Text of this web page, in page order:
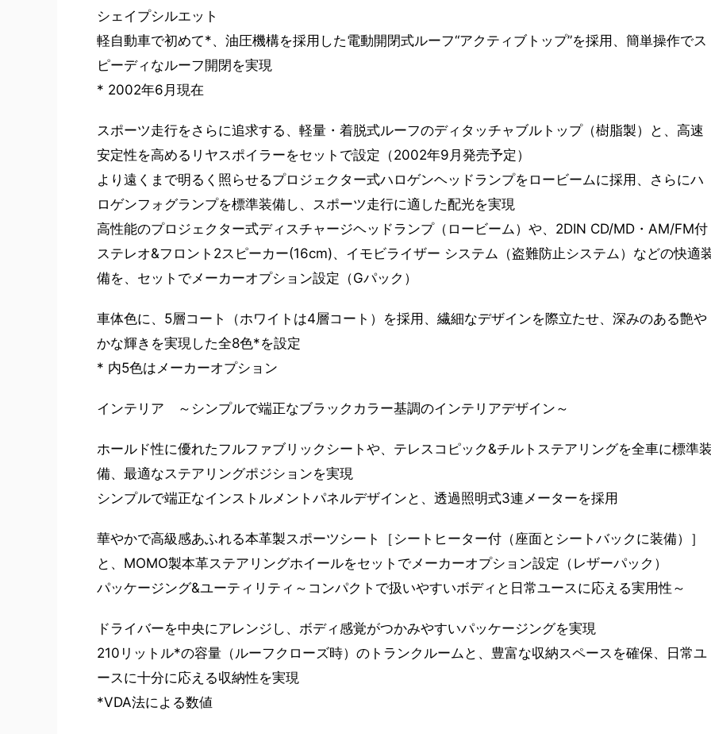
シェイプシルエット
軽自動車で初めて*、油圧機構を採用した電動開閉式ルーフ“アクティブトップ”を採用、簡単操作でス
ピーディなルーフ開閉を実現
* 2002年6月現在
スポーツ走行をさらに追求する、軽量・着脱式ルーフのディタッチャブルトップ（樹脂製）と、高速
安定性を高めるリヤスポイラーをセットで設定（2002年9月発売予定）
より遠くまで明るく照らせるプロジェクター式ハロゲンヘッドランプをロービームに採用、さらにハ
ロゲンフォグランプを標準装備し、スポーツ走行に適した配光を実現
高性能のプロジェクター式ディスチャージヘッドランプ（ロービーム）や、2DIN CD/MD・AM/FM付
ステレオ&フロント2スピーカー(16cm)、イモビライザー システム（盗難防止システム）などの快適
備を、セットでメーカーオプション設定（Gパック）
車体色に、5層コート（ホワイトは4層コート）を採用、繊細なデザインを際立たせ、深みのある艶や
かな輝きを実現した全8色*を設定
* 内5色はメーカーオプション
インテリア ～シンプルで端正なブラックカラー基調のインテリアデザイン～
ホールド性に優れたフルファブリックシートや、テレスコピック&チルトステアリングを全車に標準
備、最適なステアリングポジションを実現
シンプルで端正なインストルメントパネルデザインと、透過照明式3連メーターを採用
華やかで高級感あふれる本革製スポーツシート［シートヒーター付（座面とシートバックに装備）］
と、MOMO製本革ステアリングホイールをセットでメーカーオプション設定（レザーパック）
パッケージング&ユーティリティ～コンパクトで扱いやすいボディと日常ユースに応える実用性～
ドライバーを中央にアレンジし、ボディ感覚がつかみやすいパッケージングを実現
210リットル*の容量（ルーフクローズ時）のトランクルームと、豊富な収納スペースを確保、日常ユ
ースに十分に応える収納性を実現
*VDA法による数値